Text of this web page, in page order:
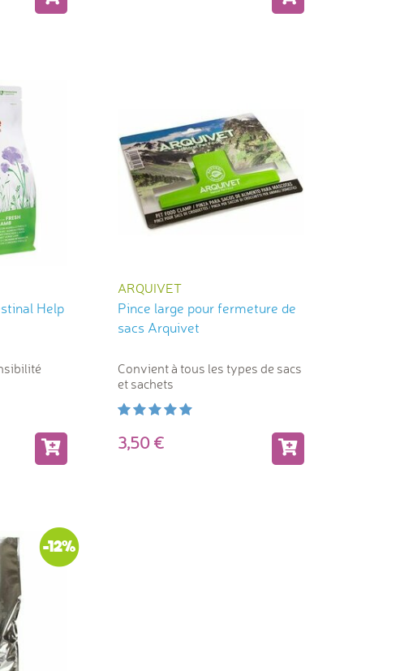
Help
ARQUIVET
Pince large pour fermeture de
sacs Arquivet
Convient à tous les types de sacs
et sachets
3,50
-12%